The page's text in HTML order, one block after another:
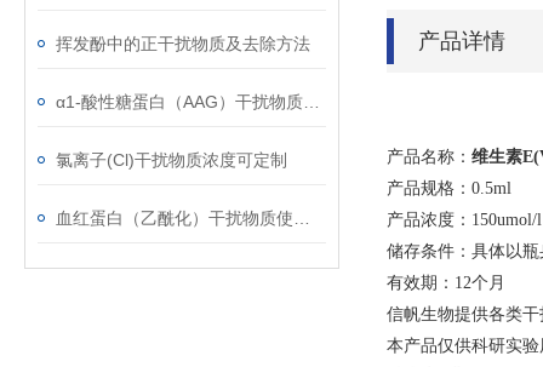
挥发酚中的正干扰物质及去除方法
氯离子(Cl)干扰物质浓度可定制
产品详情
产品名称： 维生素
产品规格： 0.5ml
产品浓度： 150umol/l
储存条件：具体以
有效期： 12个月
信帆生物提供各类
本产品仅供科研实